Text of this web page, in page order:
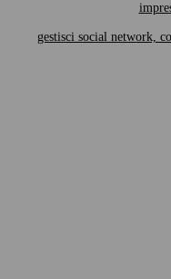
gestisci social network,